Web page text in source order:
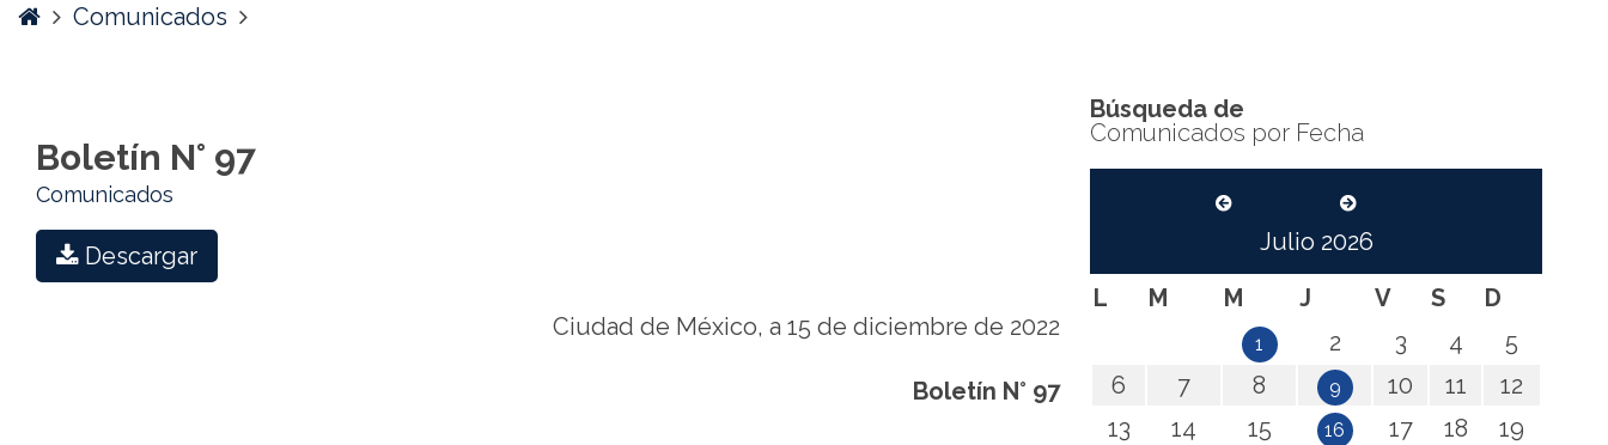
HomeComunicados
Boletín N° 97
Comunicados
Descargar
Ciudad de México, a 15 de diciembre de 2022
Boletín N° 97
Búsqueda de
Comunicados por Fecha
Julio 2026
L
M M J V S D
1 2 3 4
5
6
7 8 9 10 11
12
13
14 15 16 17 18
19